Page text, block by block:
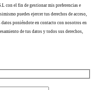
con el fin de gestionar mis preferencias e
puedes ejercer tus derechos de acceso,
poniéndote en contacto con nosotros en
de tus datos y todos sus derechos,